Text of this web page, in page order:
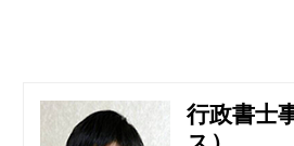
行政書士